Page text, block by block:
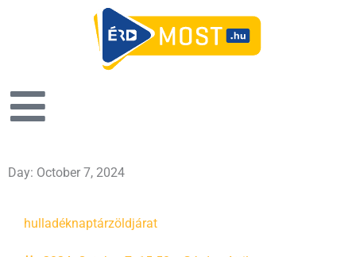
Day: October 7, 2024
hulladéknaptárzöldjárat